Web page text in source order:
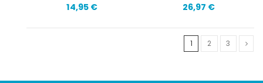
14,95 € 26,97 €
1 2 3